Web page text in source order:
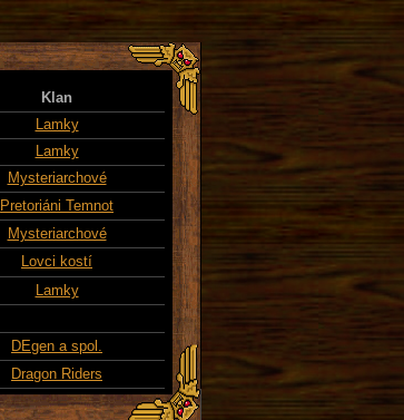
Klan
Lamky
Lamky
Mysteriarchové
Pretoriáni Temnot
Mysteriarchové
Lovci kostí
Lamky
DEgen a spol.
Dragon Riders